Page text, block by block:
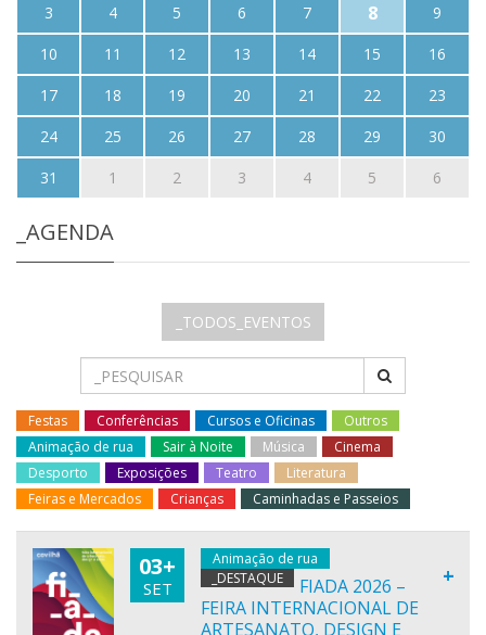
3
4 5 6 7 8
9
10
11 12 13 14 15
16
17
18 19 20 21 22
23
24
25 26 27 28 29
30
31
1 2 3 4 5 6
_AGENDA
_TODOS_EVENTOS
Festas Conferências Cursos e Oficinas
Outros
Animação de rua
Sair à Noite Música
Cinema
Desporto
Exposições Teatro
Literatura
Feiras e Mercados
Crianças Caminhadas e Passeios
+
03+
SET
Animação de rua
_DESTAQUE
FIADA 2026 –
FEIRA INTERNACIONAL DE
ARTESANATO, DESIGN E